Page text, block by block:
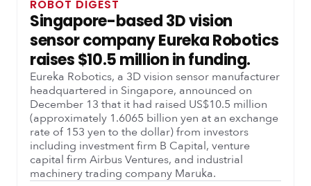
ROBOT DIGEST
Singapore-based 3D vision
sensor company Eureka Robotics
raises $10.5 million in funding.
Eureka Robotics, a 3D vision sensor manufacturer
headquartered in Singapore, announced on
December 13 that it had raised US$10.5 million
(approximately 1.6065 billion yen at an exchange
rate of 153 yen to the dollar) from investors
including investment firm B Capital, venture
capital firm Airbus Ventures, and industrial
machinery trading company Maruka.